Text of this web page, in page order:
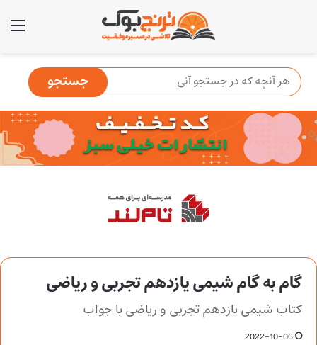
گام به گام شیمی یازدهم تجربی و ریاضی
کتاب شیمی یازدهم تجربی و ریاضی با جواب
2022-10-06